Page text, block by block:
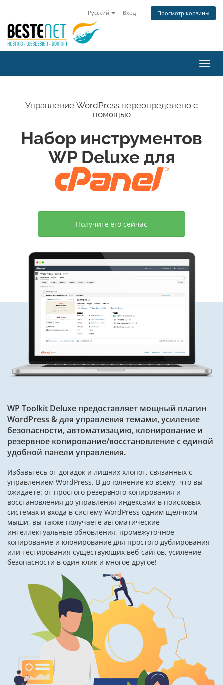
Русский Вход Просмотр корзины
Управление WordPress переопределено с
помощью
Набор инструментов
WP Deluxe для
Получите его сейчас
WP Toolkit Deluxe предоставляет мощный плагин
WordPress & для управления темами, усиление
безопасности, автоматизацию, клонирование и
резервное копирование/восстановление с единой
удобной панели управления.
Избавьтесь от догадок и лишних хлопот, связанных с
управлением WordPress. В дополнение ко всему, что вы
ожидаете: от простого резервного копирования и
восстановления до управления индексами в поисковых
системах и входа в систему WordPress одним щелчком
мыши, вы также получаете автоматические
интеллектуальные обновления, промежуточное
копирование и клонирование для простого дублирования
или тестирования существующих веб-сайтов, усиление
безопасности в один клик и многое другое!